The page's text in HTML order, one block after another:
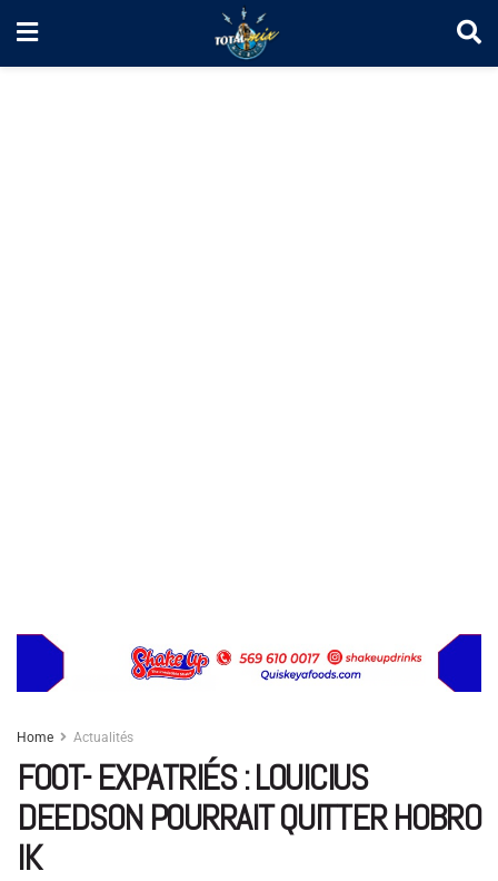
Home Actualités
FOOT- EXPATRIÉS : LOUICIUS
DEEDSON POURRAIT QUITTER HOBRO
IK